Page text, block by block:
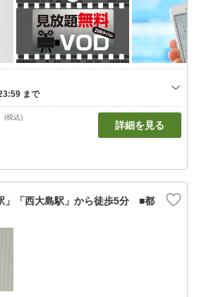
(税込)
詳細を見る
」「西大島駅」から徒歩5分 ■都